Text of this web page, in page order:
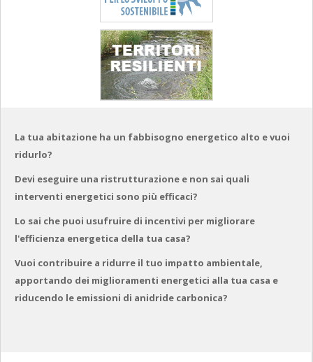
La tua abitazione ha un fabbisogno energetico alto e vuoi
ridurlo?
Devi eseguire una ristrutturazione e non sai quali
interventi energetici sono più efficaci?
Lo sai che puoi usufruire di incentivi per migliorare
l'efficienza energetica della tua casa?
Vuoi contribuire a ridurre il tuo impatto ambientale,
apportando dei miglioramenti energetici alla tua casa e
riducendo le emissioni di anidride carbonica?